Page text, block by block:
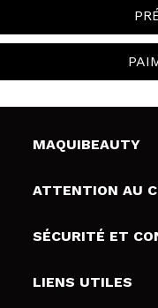
MAQUIBEAUTY
Qui sommes
Cartes-cadeaux
ATTENTION AU
Livraison &
Modes de
SÉCURITÉ ET
Conditions et
LIENS UTILES